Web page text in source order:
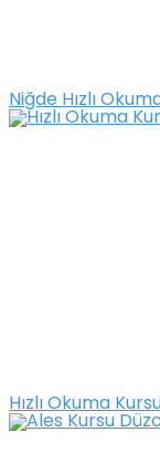
Niğde Hızlı
Hızlı Okuma